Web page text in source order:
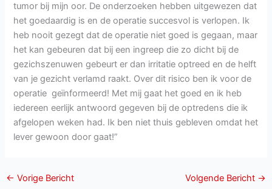
tumor bij mijn oor. De onderzoeken hebben uitgewezen dat
het goedaardig is en de operatie succesvol is verlopen. Ik
heb nooit gezegt dat de operatie niet goed is gegaan, maar
het kan gebeuren dat bij een ingreep die zo dicht bij de
gezichszenuwen gebeurt er dan irritatie optreed en de helft
van je gezicht verlamd raakt. Over dit risico ben ik voor de
operatie geïnformeerd! Met mij gaat het goed en ik heb
iedereen eerlijk antwoord gegeven bij de optredens die ik
afgelopen weken had. Ik ben niet thuis gebleven omdat het
lever gewoon door gaat!”
← Vorige Bericht Volgende Bericht →